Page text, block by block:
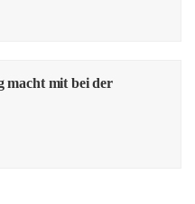
mit bei der